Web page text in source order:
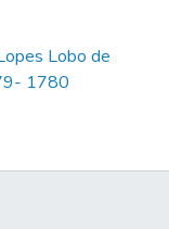
Lobo de
1780